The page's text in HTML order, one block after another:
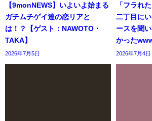
【9monNEWS】いよいよ始まる
ガチムチゲイ達の恋リアと
は！？【ゲスト：NAWOTO・
TAKA】
2026年7月5日
「フラれ
二丁目に
ースを聞
かった
2026年7月4日